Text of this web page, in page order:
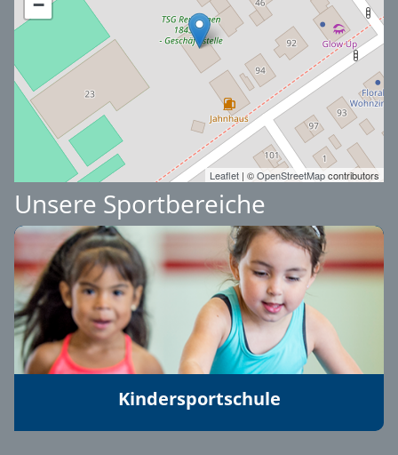
−
Leaflet | ©OpenStreetMapcontributors
Unsere Sportbereiche
Kindersportschule